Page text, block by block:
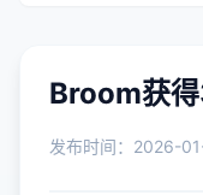
Broom获
发布时间：2026-